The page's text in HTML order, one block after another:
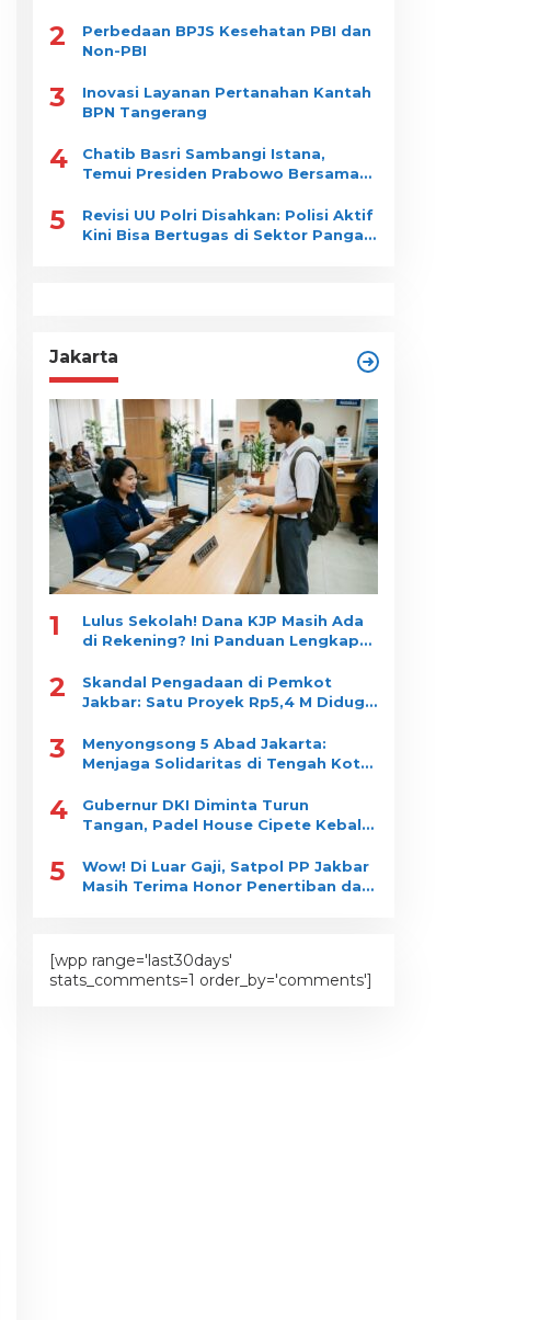
2
Perbedaan BPJS Kesehatan PBI dan
Non-PBI
3
Inovasi Layanan Pertanahan Kantah
BPN Tangerang
4
Chatib Basri Sambangi Istana,
Temui Presiden Prabowo Bersama
5
Revisi UU Polri Disahkan: Polisi Aktif
Kini Bisa Bertugas di Sektor Pangan
Jakarta
1
Lulus Sekolah! Dana KJP Masih Ada
di Rekening? Ini Panduan Lengkap
2
Skandal Pengadaan di Pemkot
Jakbar: Satu Proyek Rp5,4 M Diduga
Satu Vendor
3
Menyongsong 5 Abad Jakarta:
Menjaga Solidaritas di Tengah Kota
4
Gubernur DKI Diminta Turun
Tangan, Padel House Cipete Kebal
5
Wow! Di Luar Gaji, Satpol PP Jakbar
Masih Terima Honor Penertiban dan
[wpp range='last30days'
stats_comments=1 order_by='comments']